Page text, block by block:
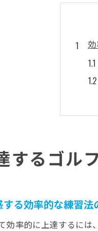
するゴル
る効率的な練習法
効率的に上達するには